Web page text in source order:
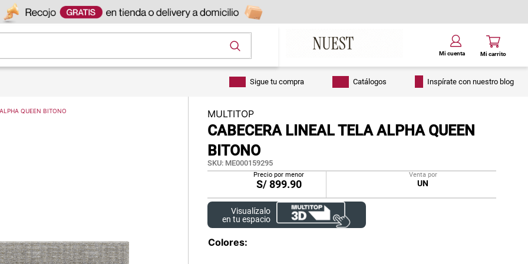
Sigue tu compra Catálogos Inspírate con nuestro blog
QUEEN BITONO MULTITOP
CABECERA LINEAL TELA ALPHA QUEEN
BITONO
SKU: ME000159295
Precio por menor
S/899.90
Venta por
UN
Visualízalo
en tu espacio
Colores